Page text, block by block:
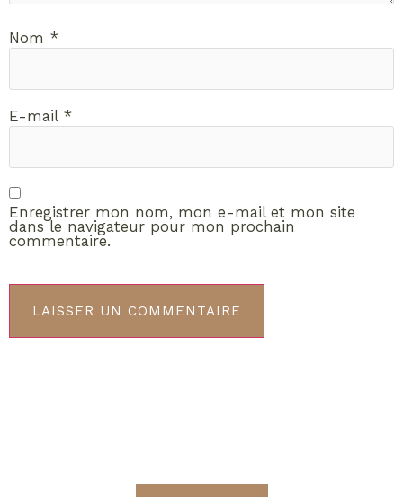
Nom *
E-mail *
Enregistrer mon nom, mon e-mail et mon site
dans le navigateur pour mon prochain
commentaire.